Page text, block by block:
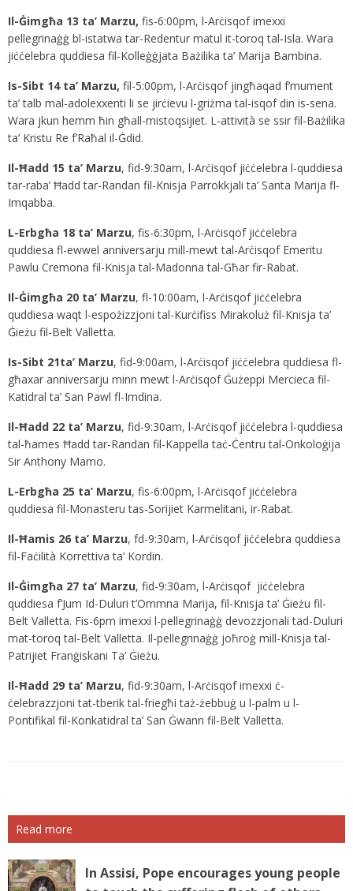
Il-Ġimgħa 13 ta’ Marzu, fis-6:00pm, l-Arċisqof imexxi
pellegrinaġġ bl-istatwa tar-Redentur matul it-toroq tal‑Isla. Wara
jiċċelebra quddiesa fil‑Kolleġġjata Bażilika ta’ Marija Bambina.
Is-Sibt 14 ta’ Marzu, fil-5:00pm, l-Arċisqof jingħaqad f’mument
ta’ talb mal-adolexxenti li se jirċievu l-griżma tal-isqof din is-sena.
Wara jkun hemm ħin għall-mistoqsijiet. L-attività se ssir fil-Bażilika
ta’ Kristu Re f’Raħal il-Ġdid.
Il-Ħadd 15 ta’ Marzu, fid-9:30am, l-Arċisqof jiċċelebra l-quddiesa
tar-raba’ Ħadd tar-Randan fil-Knisja Parrokkjali ta’ Santa Marija fl-
Imqabba.
L-Erbgħa 18 ta’ Marzu, fis-6:30pm, l-Arċisqof jiċċelebra
quddiesa fl-ewwel anniversarju mill-mewt tal-Arċisqof Emeritu
Pawlu Cremona fil-Knisja tal-Madonna tal-Għar fir-Rabat.
Il-Ġimgħa 20 ta’ Marzu, fl-10:00am, l-Arċisqof jiċċelebra
quddiesa waqt l-espożizzjoni tal-Kurċifiss Mirakoluż fil-Knisja ta’
Ġieżu fil-Belt Valletta.
Is-Sibt 21ta’ Marzu, fid-9:00am, l-Arċisqof jiċċelebra quddiesa fl-
għaxar anniversarju minn mewt l-Arċisqof Ġużeppi Mercieca fil-
Katidral ta’ San Pawl fl-Imdina.
Il-Ħadd 22 ta’ Marzu, fid-9:30am, l-Arċisqof jiċċelebra l-quddiesa
tal-ħames Ħadd tar-Randan fil-Kappella taċ-Ċentru tal-Onkoloġija
Sir Anthony Mamo.
L-Erbgħa 25 ta’ Marzu, fis-6:00pm, l-Arċisqof jiċċelebra
quddiesa fil-Monasteru tas-Sorijiet Karmelitani, ir-Rabat.
Il-Ħamis 26 ta’ Marzu, fd-9:30am, l-Arċisqof jiċċelebra quddiesa
fil-Faċilità Korrettiva ta’ Kordin.
Il-Ġimgħa 27 ta’ Marzu, fid-9:30am, l-Arċisqof jiċċelebra
quddiesa f’Jum Id-Duluri t’Ommna Marija, fil-Knisja ta’ Ġieżu fil-
Belt Valletta. Fis-6pm imexxi l-pellegrinaġġ devozzjonali tad-Duluri
mat-toroq tal-Belt Valletta. Il-pellegrinaġġ joħroġ mill-Knisja tal-
Patrijiet Franġiskani Ta’ Ġieżu.
Il-Ħadd 29 ta’ Marzu, fid-9:30am, l-Arċisqof imexxi ċ-
ċelebrazzjoni tat-tberik tal-friegħi taż-żebbuġ u l-palm u l-
Pontifikal fil-Konkatidral ta’ San Ġwann fil-Belt Valletta.
Read more
In Assisi, Pope encourages young people